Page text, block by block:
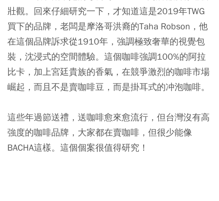
壯觀。回來仔細研究一下，才知道這是2019年TWG
買下的品牌，老闆是摩洛哥洪裔的Taha Robson，他
在這個品牌訴求從1910年，強調極致奢華的視覺包
裝，沈浸式的空間體驗。這個咖啡強調100%的阿拉
比卡，加上宮廷貴族的香氣，在競爭激烈的咖啡市場
崛起，而且不是賣咖啡豆，而是掛耳式的冲泡咖啡。
這些年過節送禮，送咖啡愈來愈流行，但台灣沒有高
強度的咖啡品牌，大家都在賣咖啡，但很少能像
BACHA這樣。這個個案很值得研究！